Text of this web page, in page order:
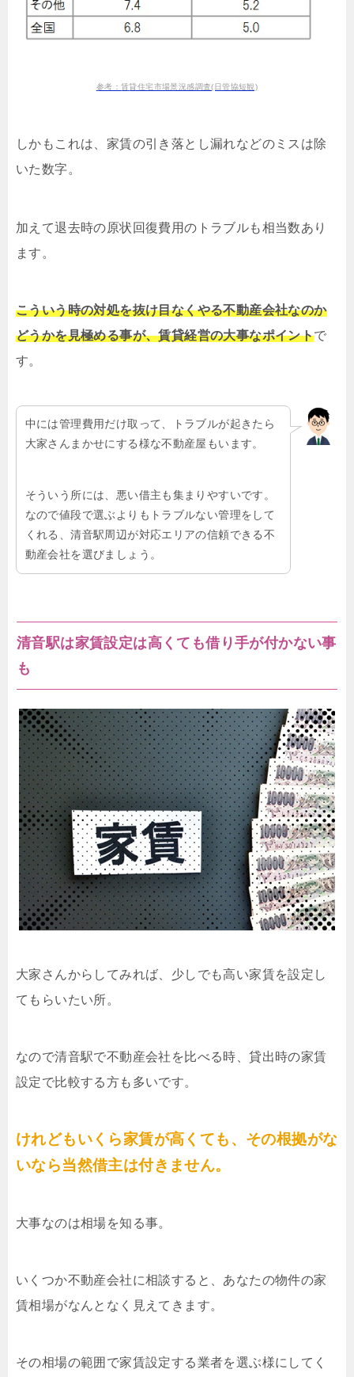
参考：賃貸住宅市場景況感調査(日管協短観)
しかもこれは、家賃の引き落とし漏れなどのミスは除
いた数字。
加えて退去時の原状回復費用のトラブルも相当数あり
ます。
こういう時の対処を抜け目なくやる不動産会社なのか
どうかを見極める事が、賃貸経営の大事なポイントで
す。
中には管理費用だけ取って、トラブルが起きたら
大家さんまかせにする様な不動産屋もいます。
そういう所には、悪い借主も集まりやすいです。
なので値段で選ぶよりもトラブルない管理をして
くれる、清音駅周辺が対応エリアの信頼できる不
動産会社を選びましょう。
清音駅は家賃設定は高くても借り手が付かない事
も
大家さんからしてみれば、少しでも高い家賃を設定し
てもらいたい所。
なので清音駅で不動産会社を比べる時、貸出時の家賃
設定で比較する方も多いです。
けれどもいくら家賃が高くても、その根拠がな
いなら当然借主は付きません。
大事なのは相場を知る事。
いくつか不動産会社に相談すると、あなたの物件の家
賃相場がなんとなく見えてきます。
その相場の範囲で家賃設定する業者を選ぶ様にしてく